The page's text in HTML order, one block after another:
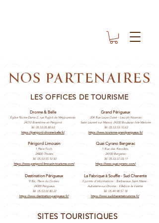
NOS PARTENAIRES
LES OFFICES DE TOURISME
Dronne & Belle
Église Notre-Dame 2, rue Puyjoli de Meyjounissas
24310 Brantôme en Périgord
Tél. 05.53.05.80.63
https://perigord-dronne-belle.fr/
Grand Périgueux
204 Rue Laure Gatet - Lieu-dit Niversac
Saint Laurent sur Manoir, 24330 Boulazac-Isle-Manoire
Tél. 05.53.53.10.63
https://www.tourisme-grandperigueux.fr/
Périgord Limousin
1 Place Foch,
24800 Thiviers
Tél. 05.53.55.12.50
https://www.perigord-limousin-tourisme.com/
Quai Cyrano Bergerac
1 Rue des Récollets,
24100 Bergerac
Tél. 05.53.57.03.11
https://www.quai-cyrano.com/
Destination Périgueux
9 Bis, Place du Coderc
24000 Périgueux
Tél. 05.53.02.80.22
https://www.destination-perigueux.fr/
La Fabrique à Souffle - Sud Charente
3 points d'informations : Barbezieux Saint Hilaire -
Aubeterre-sur-Dronne - Villebois-la-Valette
Tél. 05.49.98.57.18
https://www.sudcharentetourisme.fr/
SITES TOURISTIQUES